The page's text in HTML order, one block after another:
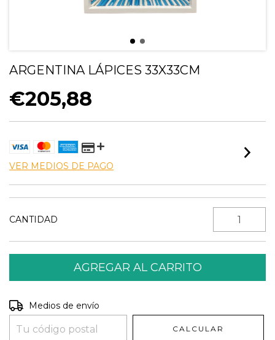
ARGENTINA LÁPICES 33X33CM
€205,88
VER MEDIOS DE PAGO
CANTIDAD
Entregas para el CP:
Medios de envío
CALCULAR